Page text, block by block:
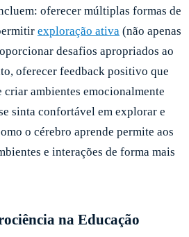
oferecer múltiplas formas de
exploração ativa (não apenas
desafios apropriados ao
oferecer feedback positivo que
criar ambientes emocionalmente
sinta confortável em explorar e
o cérebro aprende permite aos
e interações de forma mais
na Educação